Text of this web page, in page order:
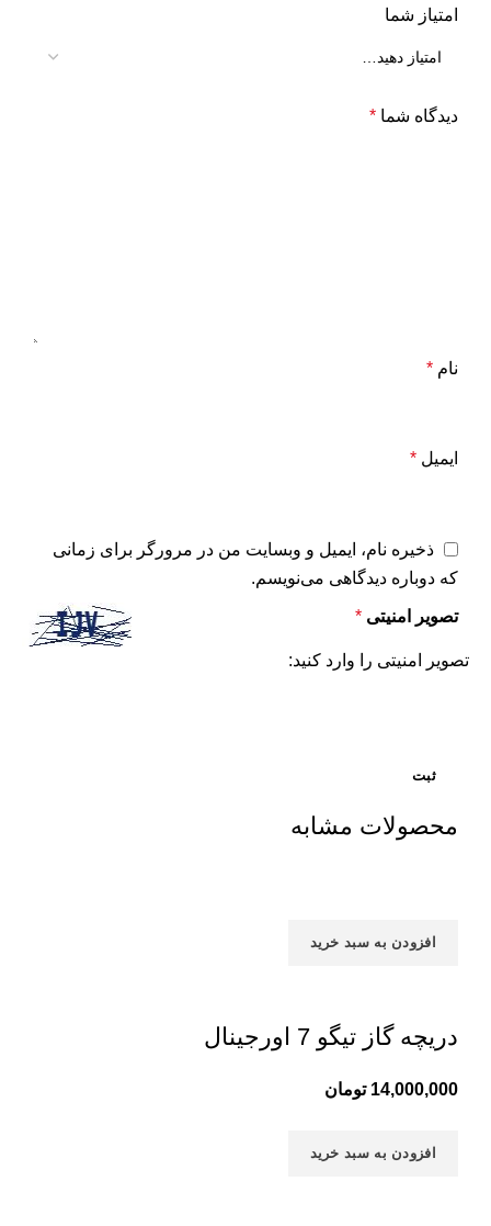
امتیاز شما
دیدگاه شما *
نام *
ایمیل *
ذخیره نام، ایمیل و وبسایت من در مرورگر برای زمانی
که دوباره دیدگاهی می‌نویسم.
تصویر امنیتی *
تصویر امنیتی را وارد کنید:
محصولات مشابه
افزودن به سبد خرید
دریچه گاز تیگو 7 اورجینال
14,000,000 تومان
افزودن به سبد خرید